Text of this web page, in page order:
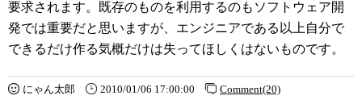
要求されます。既存のものを利用するのもソフトウェア開
発では重要だと思いますが、エンジニアである以上自分で
できるだけ作る気概だけは失ってほしくはないものです。
にゃん太郎 2010/01/06 17:00:00 Comment(20)